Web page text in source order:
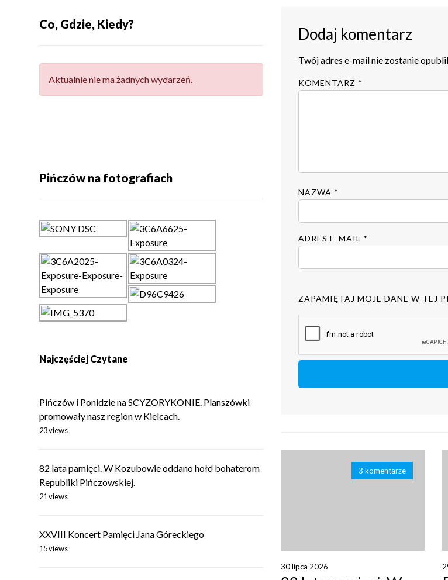
Co, Gdzie, Kiedy?
Aktualnie nie ma żadnych wydarzeń.
Pińczów na fotografiach
Najczęściej Czytane
Pińczów i Ponidzie na SCYZORYKONIE. Planszówki
promowały nasz region w Kielcach.
23 views
82 lata pamięci. W Kozubowie oddano hołd bohaterom
Republiki Pińczowskiej.
21 views
XXVIII Koncert Pamięci Jana Góreckiego
15 views
Dodaj komentarz
Twój adres e-mail nie zostanie
KOMENTARZ *
NAZWA *
ADRES E-MAIL *
ZAPAMIĘTAJ MOJE DANE W TEJ
3 komentarze
30 lipca 2026